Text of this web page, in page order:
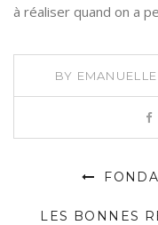
à réaliser quand on a
BY EMANUELLE
LES BONNES